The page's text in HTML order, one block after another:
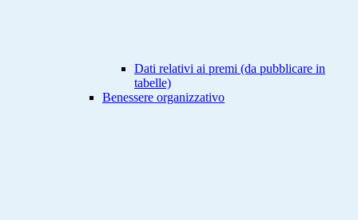
Dati relativi ai premi (da pubblicare in
tabelle)
Benessere organizzativo